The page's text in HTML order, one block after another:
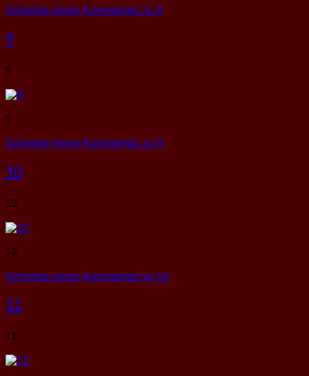
Schreibe einen Kommentar zu 8
9
9
9
Schreibe einen Kommentar zu 9
10
10
10
Schreibe einen Kommentar zu 10
11
11